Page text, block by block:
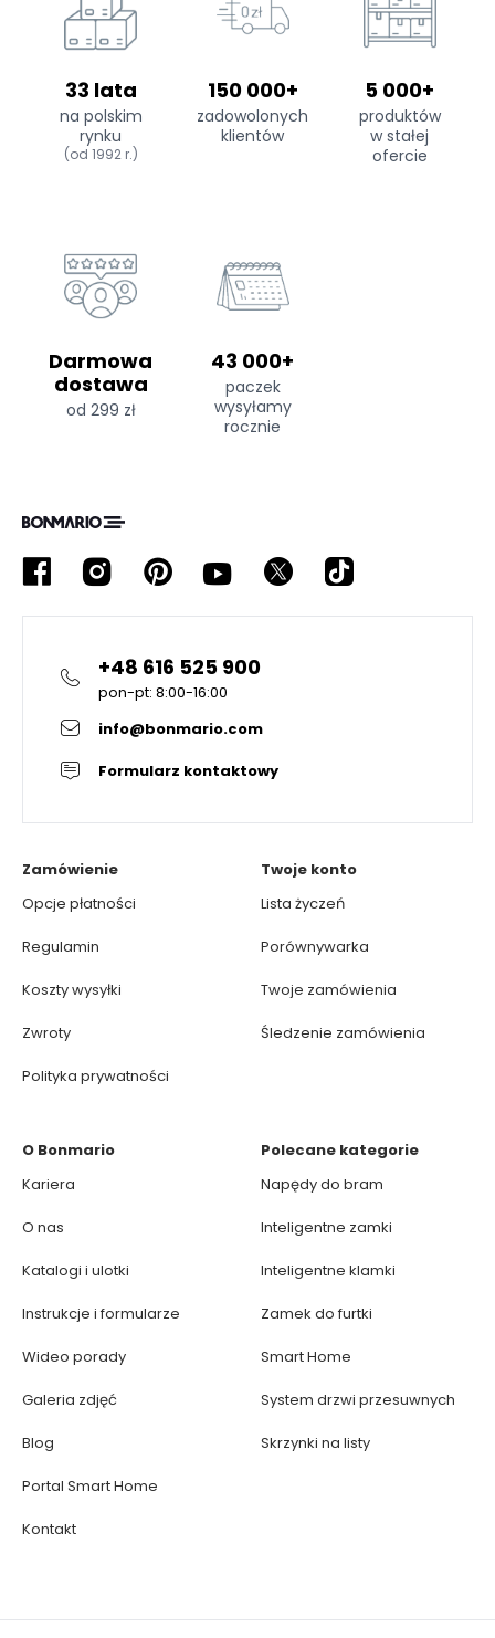
33 lata
na polskim
rynku
(od 1992 r.)
150 000+
zadowolonych
klientów
5 000+
produktów
w stałej
ofercie
Darmowa
dostawa
od 299 zł
43 000+
paczek
wysyłamy
rocznie
+48 616 525 900
pon-pt: 8:00-16:00
info@bonmario.com
Formularz kontaktowy
Zamówienie
Opcje płatności
Regulamin
Koszty wysyłki
Zwroty
Polityka prywatności
Twoje konto
Lista życzeń
Porównywarka
Twoje zamówienia
Śledzenie zamówienia
O Bonmario
Kariera
O nas
Katalogi i ulotki
Instrukcje i formularze
Wideo porady
Galeria zdjęć
Blog
Portal Smart Home
Kontakt
Polecane kategorie
Napędy do bram
Inteligentne zamki
Inteligentne klamki
Zamek do furtki
Smart Home
System drzwi przesuwnych
Skrzynki na listy